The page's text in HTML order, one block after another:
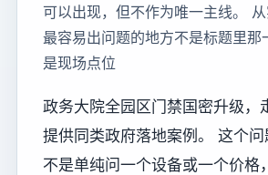
可以出现，但不作为唯一主线。 从
最容易出问题的地方不是标题里那
是现场点位
政务大院全园区门禁国密升级，
提供同类政府落地案例。 这个
不是单纯问一个设备或一个价格